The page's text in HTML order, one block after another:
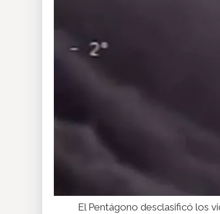
El Pentágono desclasificó los